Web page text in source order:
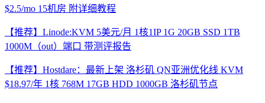
$2.5/mo 15机房 附详细教程
【推荐】Linode:KVM 5美元/月 1核1IP 1G 20GB SSD 1TB
1000M（out）端口 带测评报告
【推荐】Hostdare：最新上架 洛杉矶 QN亚洲优化线 KVM
$18.97/年 1核 768M 17GB HDD 1000GB 洛杉矶节点